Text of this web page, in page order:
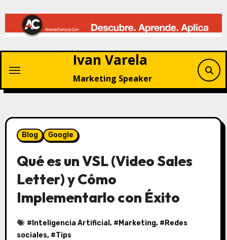
contenido
Ivan Varela
Marketing Speaker
Blog Google
Qué es un VSL (Video Sales
Letter) y Cómo
Implementarlo con Éxito
# Inteligencia Artificial , # Marketing, # Redes
sociales, #Tips